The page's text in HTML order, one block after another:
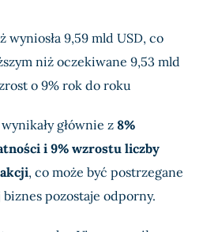
wyniosła 9,59 mld USD, co
niż oczekiwane 9,53 mld
o 9% rok do roku
głównie z 8%
i 9% wzrostu liczby
, co może być postrzegane
pozostaje odporny.